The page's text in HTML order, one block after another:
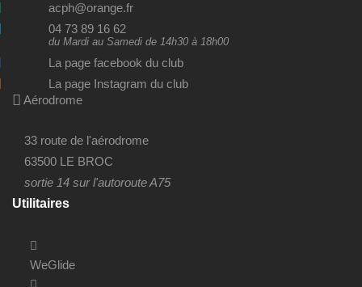
acph@orange.fr
04 73 89 16 62
du Mardi au Samedi de 14h30 à 18h00
La page facebook du club
La page Instagram du club
Aérodrome
33 route de l'aérodrome
63500 LE BROC
sortie 14 sur l'autoroute A75
Utilitaires
WeGlide